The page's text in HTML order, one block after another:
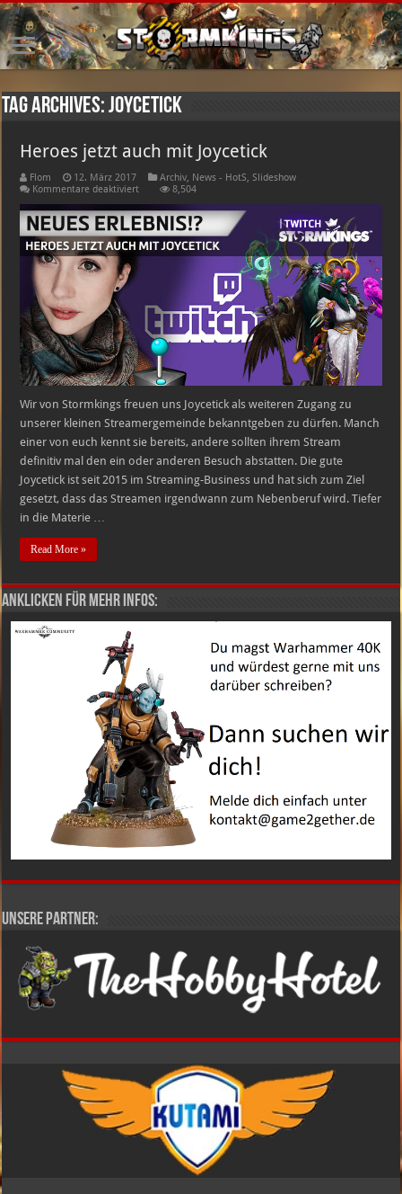
Tag Archives:joycetick
Heroes jetzt auch mit Joycetick
Flom 12. März 2017 Archiv, News - HotS,Slideshow
Kommentare deaktiviertfür
jetzt
auch
mit
Joycetick
8,504
Wir von Stormkings freuen uns Joycetick als weiteren Zugang zu
unserer kleinen Streamergemeinde bekanntgeben zu dürfen. Manch
einer von euch kennt sie bereits, andere sollten ihrem Stream
definitiv mal den ein oder anderen Besuch abstatten. Die gute
Joycetick ist seit 2015 im Streaming-Business und hat sich zum Ziel
gesetzt, dass das Streamen irgendwann zum Nebenberuf wird. Tiefer
in die Materie …
Read More »
Anklicken für mehr Infos:
Unsere Partner: